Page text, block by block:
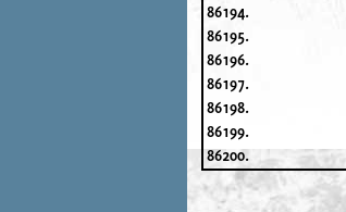
86194.
86195.
86196.
86197.
86198.
86199.
86200.